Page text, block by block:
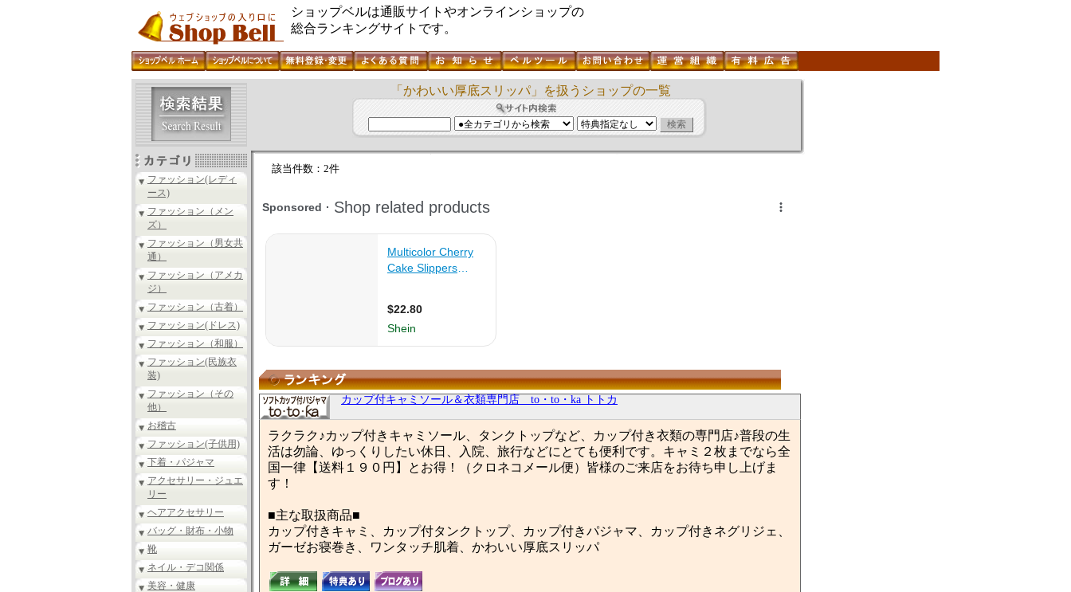
ショップベルは通販サイトやオンラインショップの
総合ランキングサイトです。
ファッション(レディ
ース)
ファッション（メン
ズ）
ファッション（男女共
通）
ファッション（アメカ
ジ）
ファッション（古着）
ファッション(ドレス)
ファッション（和服）
ファッション(民族衣
装)
ファッション（その
他）
お稽古
ファッション(子供用)
下着・パジャマ
アクセサリー・ジュエ
リー
ヘアアクセサリー
バッグ・財布・小物
靴
ネイル・デコ関係
美容・健康
「かわいい厚底スリッパ」を扱うショップの一覧
該当件数：2件
カップ付キャミソール＆衣類専門店 to・to・ka トトカ
ラクラク♪カップ付きキャミソール、タンクトップなど、カップ付き衣類の専門店♪普段の生
活は勿論、ゆっくりしたい休日、入院、旅行などにとても便利です。キャミ２枚までなら全
国一律【送料１９０円】とお得！（クロネコメール便）皆様のご来店をお待ち申し上げま
す！
■主な取扱商品■
カップ付きキャミ、カップ付タンクトップ、カップ付きパジャマ、カップ付きネグリジェ、
ガーゼお寝巻き、ワンタッチ肌着、かわいい厚底スリッパ